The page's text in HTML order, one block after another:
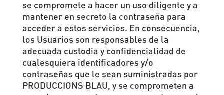
se compromete a hacer un uso diligente y a
mantener en secreto la contraseña para
acceder a estos servicios. En consecuencia,
los Usuarios son responsables de la
adecuada custodia y confidencialidad de
cualesquiera identificadores y/o
contraseñas que le sean suministradas por
PRODUCCIONS BLAU, y se comprometen a